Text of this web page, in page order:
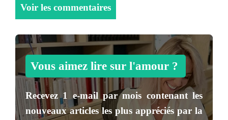
Voir les commentaires
Vous aimez lire sur l'amour ?
Recevez1 e-mail par mois contenant les
nouveaux articles les plus appréciés par la